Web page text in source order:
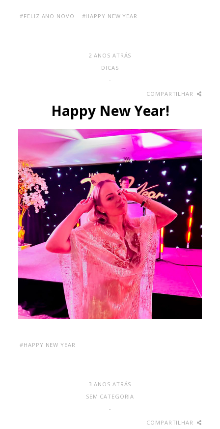
#FELIZ ANO NOVO #HAPPY NEW YEAR
2 ANOS ATRÁS
DICAS
-
COMPARTILHAR
Happy New Year!
#HAPPY NEW YEAR
3 ANOS ATRÁS
SEM CATEGORIA
-
COMPARTILHAR